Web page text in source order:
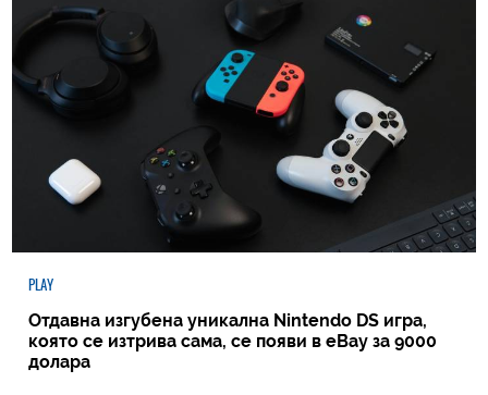
PLAY
Отдавна изгубена уникална Nintendo DS игра,
която се изтрива сама, се появи в eBay за 9000
долара